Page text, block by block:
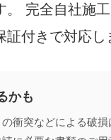
完全自社施
付きで対応し
かも
衝突などによる破